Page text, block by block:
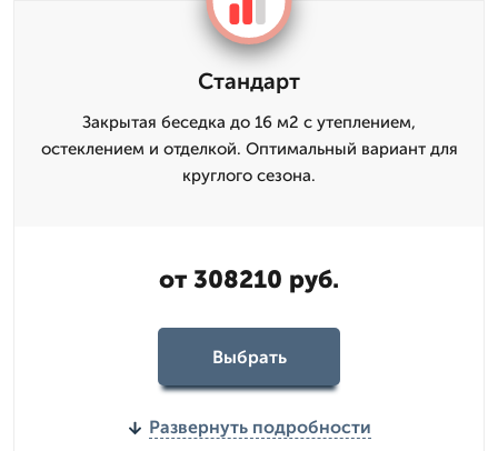
Стандарт
Закрытая беседка до 16 м2 с утеплением,
остеклением и отделкой. Оптимальный вариант для
круглого сезона.
от 308210 руб.
Выбрать
Развернуть подробности